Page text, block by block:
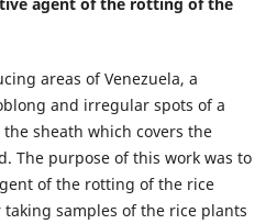
areas of Venezuela, a
and irregular spots of a
the sheath which covers the
The purpose of this work was to
of the rotting of the rice
samples of the rice plants